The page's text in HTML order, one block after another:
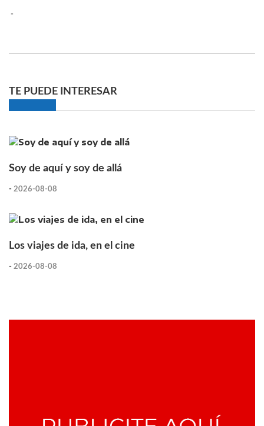
-
TE PUEDE INTERESAR
Soy de aquí y soy de allá
- 2026-08-08
Los viajes de ida, en el cine
- 2026-08-08